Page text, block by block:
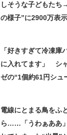
しそうな子どもたち
の様子”に2900万表
「好きすぎて冷凍庫
に入れてます」 シ
ゼの“1個約61円シュ
電線にとまる鳥をふ
ら……「うわぁああ